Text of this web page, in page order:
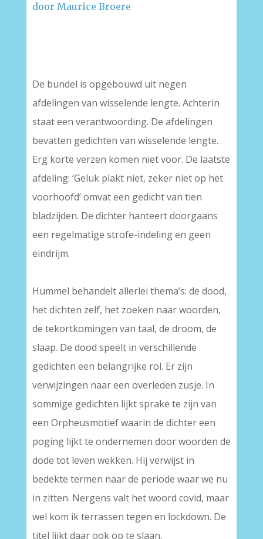
door Maurice Broere
De bundel is opgebouwd uit negen
afdelingen van wisselende lengte. Achterin
staat een verantwoording. De afdelingen
bevatten gedichten van wisselende lengte.
Erg korte verzen komen niet voor. De laatste
afdeling: ‘Geluk plakt niet, zeker niet op het
voorhoofd’ omvat een gedicht van tien
bladzijden. De dichter hanteert doorgaans
een regelmatige strofe-indeling en geen
eindrijm.
Hummel behandelt allerlei thema’s: de dood,
het dichten zelf, het zoeken naar woorden,
de tekortkomingen van taal, de droom, de
slaap. De dood speelt in verschillende
gedichten een belangrijke rol. Er zijn
verwijzingen naar een overleden zusje. In
sommige gedichten lijkt sprake te zijn van
een Orpheusmotief waarin de dichter een
poging lijkt te ondernemen door woorden de
dode tot leven wekken. Hij verwijst in
bedekte termen naar de periode waar we nu
in zitten. Nergens valt het woord covid, maar
wel kom ik terrassen tegen en lockdown. De
titel lijkt daar ook op te slaan.